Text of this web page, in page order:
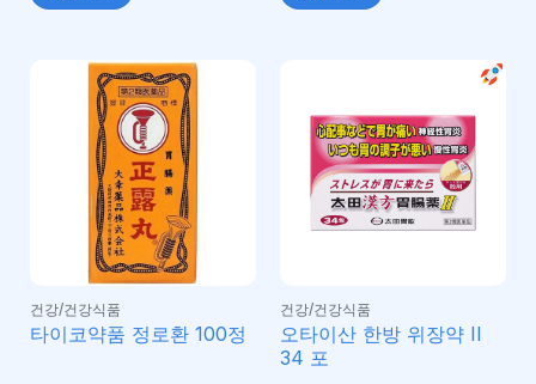
건강/건강식품
타이코약품 정로환 100정
건강/건강식품
오타이산 한방 위장약 II
34 포